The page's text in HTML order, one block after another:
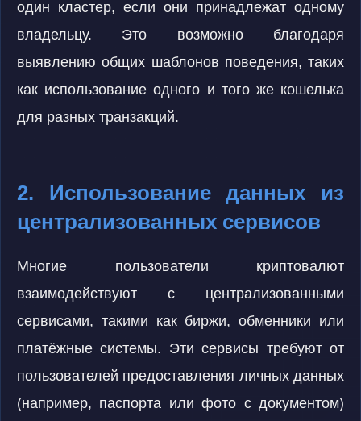
один кластер, если они принадлежат одному
владельцу. Это возможно благодаря
выявлению общих шаблонов поведения, таких
как использование одного и того же кошелька
для разных транзакций.
2. Использование данных из
централизованных сервисов
Многие пользователи криптовалют
взаимодействуют с централизованными
сервисами, такими как биржи, обменники или
платёжные системы. Эти сервисы требуют от
пользователей предоставления личных данных
(например, паспорта или фото с документом)